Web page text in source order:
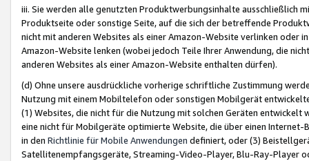
iii. Sie werden alle genutzten Produktwerbungsinhalte ausschließlich
Produktseite oder sonstige Seite, auf die sich der betreffende
nicht mit anderen Websites als einer Amazon-Website verlinken oder
Amazon-Website lenken (wobei jedoch Teile Ihrer Anwendung, die
anderen Websites als einer Amazon-Website enthalten dürfen).
(d) Ohne unsere ausdrückliche vorherige schriftliche Zustimmung
Nutzung mit einem Mobiltelefon oder sonstigen Mobilgerät
(1) Websites, die nicht für die Nutzung mit solchen Geräten
eine nicht für Mobilgeräte optimierte Website, die über einen
in den Richtlinie für Mobile Anwendungen definiert, oder (3)
Satellitenempfangsgeräte, Streaming-Video-Player, Blu-Ray-Player